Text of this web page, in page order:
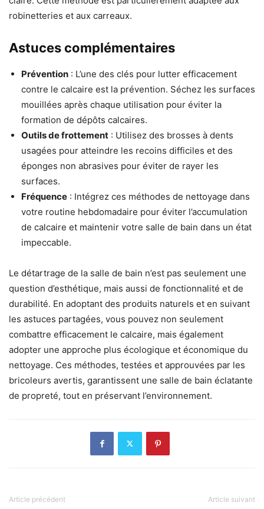
robinetteries et aux carreaux.
Astuces complémentaires
Prévention : L’une des clés pour lutter efficacement
contre le calcaire est la prévention. Séchez les surfaces
mouillées après chaque utilisation pour éviter la
formation de dépôts calcaires.
Outils de frottement : Utilisez des brosses à dents
usagées pour atteindre les recoins difficiles et des
éponges non abrasives pour éviter de rayer les
surfaces.
Fréquence : Intégrez ces méthodes de nettoyage dans
votre routine hebdomadaire pour éviter l’accumulation
de calcaire et maintenir votre salle de bain dans un état
impeccable.
Le détartrage de la salle de bain n’est pas seulement une
question d’esthétique, mais aussi de fonctionnalité et de
durabilité. En adoptant des produits naturels et en suivant
les astuces partagées, vous pouvez non seulement
combattre efficacement le calcaire, mais également
adopter une approche plus écologique et économique du
nettoyage. Ces méthodes, testées et approuvées par les
bricoleurs avertis, garantissent une salle de bain éclatante
de propreté, tout en préservant l’environnement.
Article précédent Article suivant